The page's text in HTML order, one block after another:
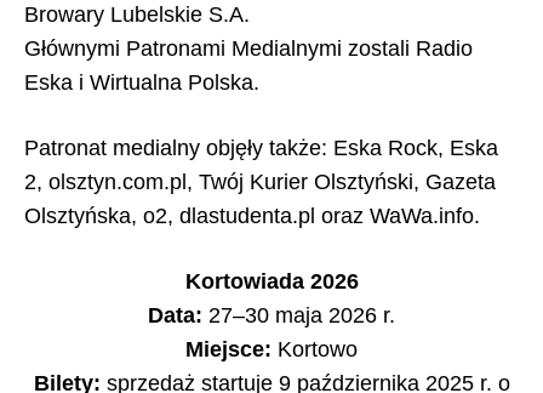
Browary Lubelskie S.A.
Głównymi Patronami Medialnymi zostali Radio
Eska i Wirtualna Polska.
Patronat medialny objęły także: Eska Rock, Eska
2, olsztyn.com.pl, Twój Kurier Olsztyński, Gazeta
Olsztyńska, o2, dlastudenta.pl oraz WaWa.info.
Kortowiada 2026
Data: 27–30 maja 2026 r.
Miejsce: Kortowo
Bilety: sprzedaż startuje 9 października 2025 r. o